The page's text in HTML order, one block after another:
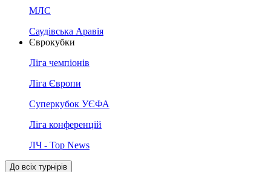
МЛС
Саудівська Аравія
Єврокубки
Ліга чемпіонів
Ліга Європи
Суперкубок УЄФА
Ліга конференцій
ЛЧ - Top News
До всіх турнірів